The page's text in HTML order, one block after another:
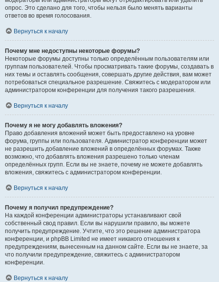
опрос. Это сделано для того, чтобы нельзя было менять варианты
ответов во время голосования.
Вернуться к началу
Почему мне недоступны некоторые форумы?
Некоторые форумы доступны только определённым пользователям или
группам пользователей. Чтобы просматривать такие форумы, создавать в
них темы и оставлять сообщения, совершать другие действия, вам может
потребоваться специальное разрешение. Свяжитесь с модератором или
администратором конференции для получения такого разрешения.
Вернуться к началу
Почему я не могу добавлять вложения?
Право добавления вложений может быть предоставлено на уровне
форума, группы или пользователя. Администратор конференции может
не разрешить добавление вложений в определённых форумах. Также
возможно, что добавлять вложения разрешено только членам
определённых групп. Если вы не знаете, почему не можете добавлять
вложения, свяжитесь с администратором конференции.
Вернуться к началу
Почему я получил предупреждение?
На каждой конференции администраторы устанавливают свой
собственный свод правил. Если вы нарушили правило, вы можете
получить предупреждение. Учтите, что это решение администратора
конференции, и phpBB Limited не имеет никакого отношения к
предупреждениям, вынесенным на данном сайте. Если вы не знаете, за
что получили предупреждение, свяжитесь с администратором
конференции.
Вернуться к началу